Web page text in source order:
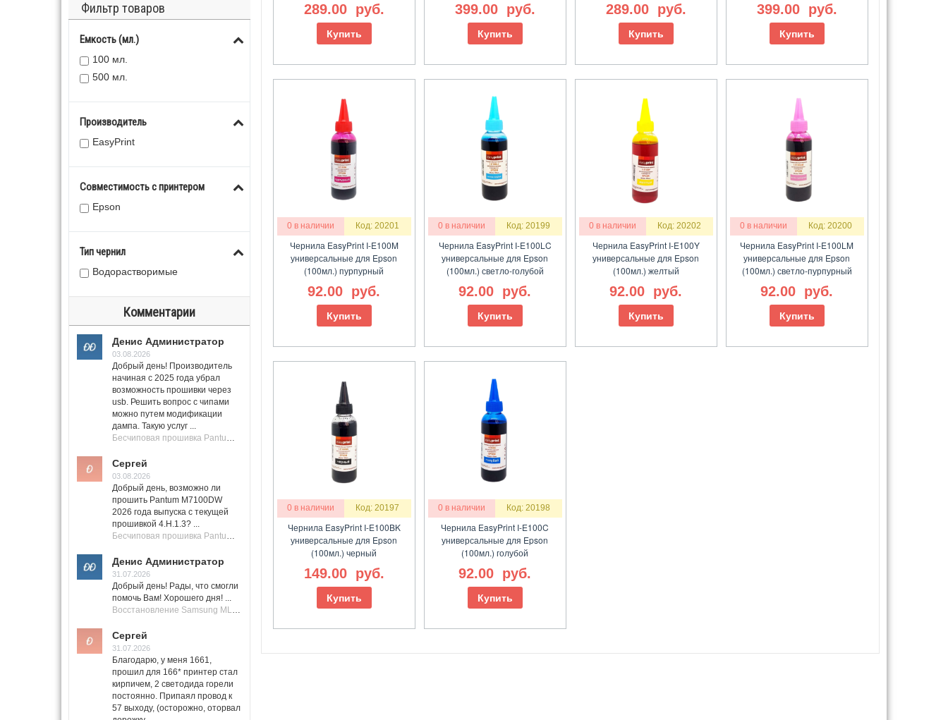
Фильтр товаров
Емкость (мл.)
100 мл.
500 мл.
Производитель
EasyPrint
Совместимость с принтером
Epson
Тип чернил
Водорастворимые
Комментарии
Денис Администратор
03.08.2026
Добрый день! Производитель
начиная с 2025 года убрал
возможность прошивки через
usb. Решить вопрос с чипами
можно путем модификации
дампа. Такую услуг ...
Бесчиповая прошивка Pantum M7100 Series (M7100, M7108, M7102, M7103, M7105)
Сергей
03.08.2026
Добрый день, возможно ли
прошить Pantum M7100DW
2026 года выпуска с текущей
прошивкой 4.H.1.3? ...
Бесчиповая прошивка Pantum M7100 Series (M7100, M7108, M7102, M7103, M7105)
Денис Администратор
31.07.2026
Добрый день! Рады, что смогли
помочь Вам! Хорошего дня! ...
Восстановление Samsung ML-1661, ML-1666 после не удачной прошивки.
Сергей
31.07.2026
Благодарю, у меня 1661,
прошил для 166* принтер стал
кирпичем, 2 светодида горели
постоянно. Припаял провод к
57 выходу, (осторожно, оторвал
289.00 руб.
Купить
399.00 руб.
Купить
289.00 руб.
Купить
399.00 руб.
Купить
0 в наличии Код: 20201
Чернила EasyPrint I-E100M
универсальные для Epson
(100мл.) пурпурный
92.00 руб.
Купить
0 в наличии Код: 20199
Чернила EasyPrint I-E100LC
универсальные для Epson
(100мл.) светло-голубой
92.00 руб.
Купить
0 в наличии Код: 20202
Чернила EasyPrint I-E100Y
универсальные для Epson
(100мл.) желтый
92.00 руб.
Купить
0 в наличии Код: 20200
Чернила EasyPrint I-E100LM
универсальные для Epson
(100мл.) светло-пурпурный
92.00 руб.
Купить
0 в наличии Код: 20197
Чернила EasyPrint I-E100BK
универсальные для Epson
(100мл.) черный
149.00 руб.
Купить
0 в наличии Код: 20198
Чернила EasyPrint I-E100C
универсальные для Epson
(100мл.) голубой
92.00 руб.
Купить